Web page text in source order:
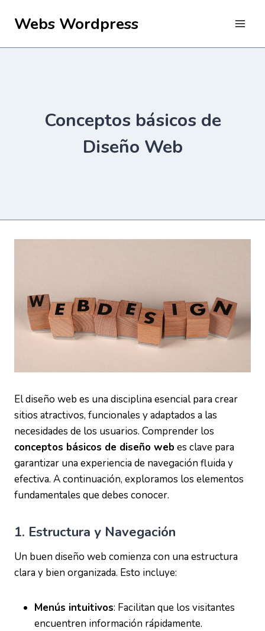
Webs Wordpress
Conceptos básicos de
Diseño Web
El diseño web es una disciplina esencial para crear
sitios atractivos, funcionales y adaptados a las
necesidades de los usuarios. Comprender los
conceptos básicos de diseño webes clave para
garantizar una experiencia de navegación fluida y
efectiva. A continuación, exploramos los elementos
fundamentales que debes conocer.
1. Estructura y Navegación
Un buen diseño web comienza con una estructura
clara y bien organizada. Esto incluye:
Menús intuitivos: Facilitan que los visitantes
encuentren información rápidamente.